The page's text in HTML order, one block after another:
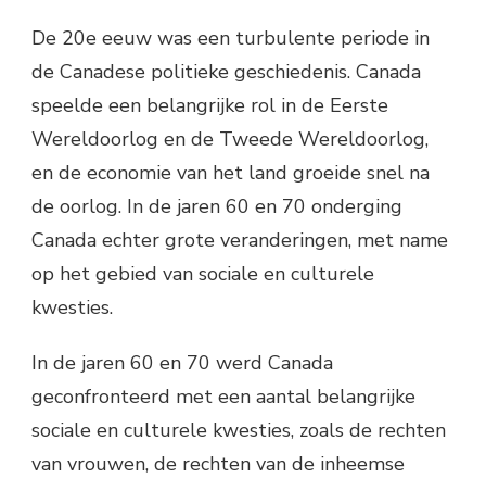
De 20e eeuw was een turbulente periode in
de Canadese politieke geschiedenis. Canada
speelde een belangrijke rol in de Eerste
Wereldoorlog en de Tweede Wereldoorlog,
en de economie van het land groeide snel na
de oorlog. In de jaren 60 en 70 onderging
Canada echter grote veranderingen, met name
op het gebied van sociale en culturele
kwesties.
In de jaren 60 en 70 werd Canada
geconfronteerd met een aantal belangrijke
sociale en culturele kwesties, zoals de rechten
van vrouwen, de rechten van de inheemse